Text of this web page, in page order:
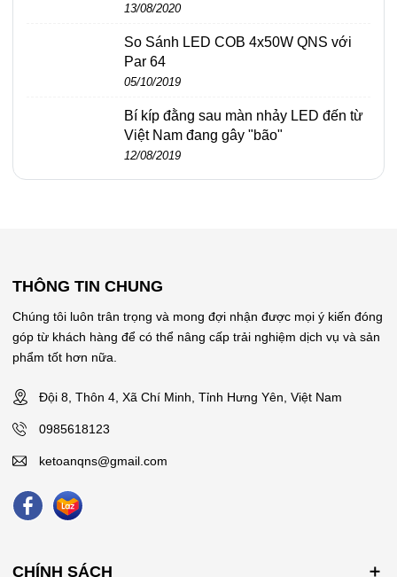
13/08/2020
So Sánh LED COB 4x50W QNS với
Par 64
05/10/2019
Bí kíp đằng sau màn nhảy LED đến từ
Việt Nam đang gây "bão"
12/08/2019
THÔNG TIN CHUNG
Chúng tôi luôn trân trọng và mong đợi nhận được mọi ý kiến đóng
góp từ khách hàng để có thể nâng cấp trải nghiệm dịch vụ và sản
phẩm tốt hơn nữa.
Đội 8, Thôn 4, Xã Chí Minh, Tỉnh Hưng Yên, Việt Nam
0985618123
ketoanqns@gmail.com
CHÍNH SÁCH